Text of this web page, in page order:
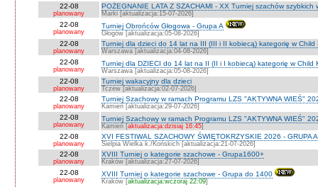
22-08
planowany
POŻEGNANIE LATA Z SZACHAMI - XX Turniej szachów szybkich
Marki [aktualizacja:15-07-2026]
22-08
planowany
Turniej Obrońców Głogowa - Grupa A
Głogów [aktualizacja:05-08-2026]
22-08
planowany
Turniej dla dzieci do 14 lat na III (III i II kobiecą) kategorię w Child
Warszawa [aktualizacja:04-08-2026]
22-08
planowany
Turniej dla DZIECI do 14 lat na II (II i I kobiecą) kategorię w Child
Warszawa [aktualizacja:05-08-2026]
22-08
planowany
Turniej wakacyjny dla dzieci
Tczew [aktualizacja:02-07-2026]
22-08
planowany
Turniej Szachowy w ramach Programu LZS "AKTYWNA WIEŚ"
Kamień [aktualizacja:29-07-2026]
22-08
planowany
Turniej Szachowy w ramach Programu LZS "AKTYWNA WIEŚ"
Kamień [aktualizacja:dzisiaj 16:45]
22-08
planowany
XVI FESTIWAL SZACHOWY ŚWIĘTOKRZYSKIE 2026 - GRUPA
Sielpia Wielka k./Końskich [aktualizacja:21-07-2026]
22-08
planowany
XVIII Turniej o kategorie szachowe - Grupa1600+
Kraków [aktualizacja:27-07-2026]
22-08
planowany
XVIII Turniej o kategorie szachowe - Grupa do 1400
Kraków [aktualizacja:wczoraj 22:09]